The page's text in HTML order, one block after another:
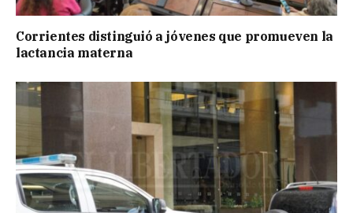
Corrientes distinguió a jóvenes que promueven la
lactancia materna